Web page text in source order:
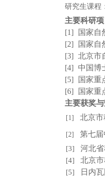
研究生课程
主要科研
[1]
国家自
[2]
国家自
[3]
北京市
[4]
中国博
[5]
国家重
[6]
国家重
主要获奖
[1] 北京市
[2] 第七届
[3] 河北
[4] 北京
[5] 日内